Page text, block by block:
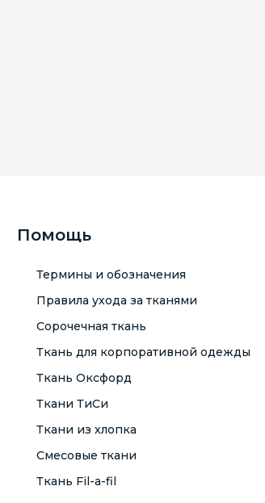
Помощь
Термины и обозначения
Правила ухода за тканями
Сорочечная ткань
Ткань для корпоративной одежды
Ткань Оксфорд
Ткани ТиСи
Ткани из хлопка
Смесовые ткани
Ткань Fil-a-fil